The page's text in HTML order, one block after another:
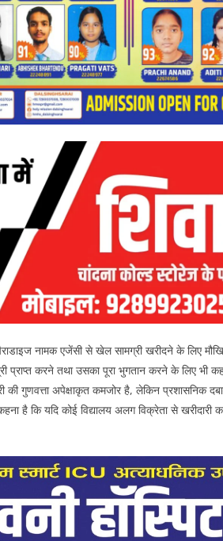
नामक एजेंसी से खेल सामग्री खरीदने के लिए
प्राप्त करने तथा उसका पूरा भुगतान करने के लिए भी
की गुणवत्ता अपेक्षाकृत कमजोर है, लेकिन प्रशासनिक
है कि यदि कोई विद्यालय अलग विक्रेता से खरीदारी